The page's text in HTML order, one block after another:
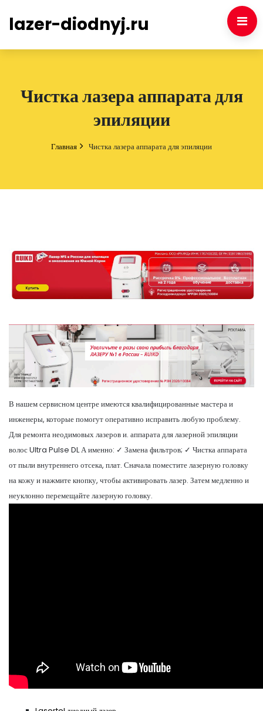
lazer-diodnyj.ru
Чистка лазера аппарата для
эпиляции
Главная Чистка лазера аппарата для эпиляции
В нашем сервисном центре имеются квалифицированные мастера и
инженеры, которые помогут оперативно исправить любую проблему.
Для ремонта неодимовых лазеров и. аппарата для лазерной эпиляции
волос Ultra Pulse DL А именно: ✓ Замена фильтров; ✓ Чистка аппарата
от пыли внутреннего отсека, плат. Сначала поместите лазерную головку
на кожу и нажмите кнопку, чтобы активировать лазер. Затем медленно и
неуклонно перемещайте лазерную головку.